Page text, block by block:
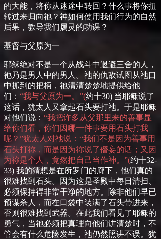
的大能，将你从迷途中转回？什么事将你扭
转过来归向祂？神如何使用我们行为的自然
后果，教导我们属灵的功课？
基督与父原为一
耶稣绝对不是一个从战斗中退避三舍的人，
祂乃是男人中的男人。祂的仇敌试图从祂口
中抓到的把柄，祂清清楚楚地提供给他
们： “我与父原为一。”(约十30) 当耶稣说了
这话，犹太人又拿起石头要打祂。于是耶稣
对他们说： “我把许多从父那里来的善事显
给你们看，你们因哪一件事要用石头打我
呢？”犹太人对祂说：“我们不是因为善事用
石头打祢，而是因为祢说了僭妄的话；又因
为祢是个人，竟然把自己当作神。”(约十32-
33) 我的猜想是在所罗门的廊下，他们真的
很难找到石头。因为这是圣殿中每日清扫、
必须保持得非常干净的地方。除非他们早已
预谋杀人，而在口袋中装满了石头带进来，
否则很难找到武器。在此我们看见了耶稣的
勇气，当祂必须把真理向他们讲清楚时，不
管会有什么危险发生，祂仍然照讲不误。犹